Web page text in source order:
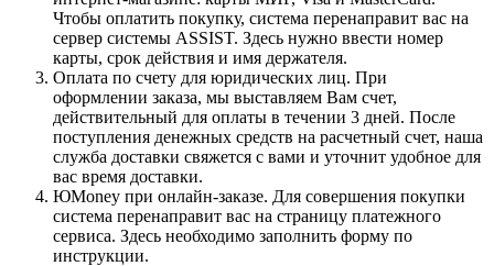
Чтобы оплатить покупку, система перенаправит вас на
сервер системы ASSIST. Здесь нужно ввести номер
карты, срок действия и имя держателя.
Оплата по счету для юридических лиц. При
оформлении заказа, мы выставляем Вам счет,
действительный для оплаты в течении 3 дней. После
поступления денежных средств на расчетный счет, наша
служба доставки свяжется с вами и уточнит удобное для
вас время доставки.
ЮMoney при онлайн-заказе. Для совершения покупки
система перенаправит вас на страницу платежного
сервиса. Здесь необходимо заполнить форму по
инструкции.